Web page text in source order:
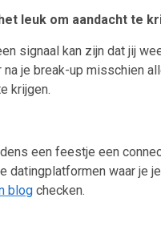
leuk om aandacht te
signaal kan zijn dat jij
na je break-up misschien
krijgen.
een feestje een
datingplatformen waar je
blog checken.